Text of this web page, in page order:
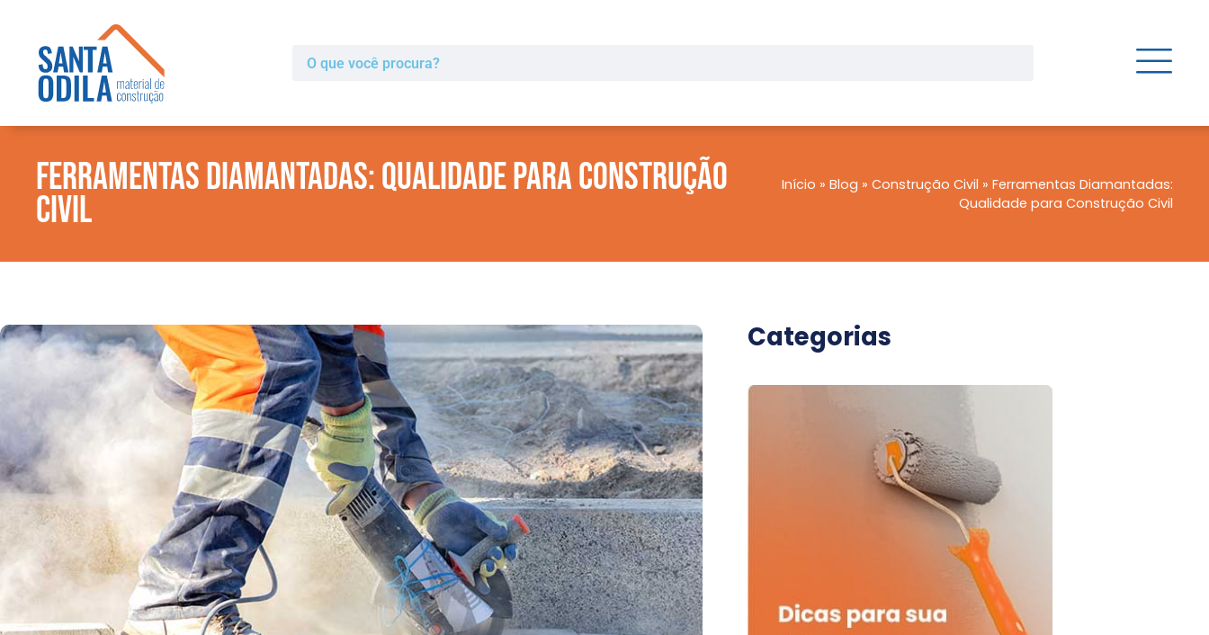
Ferramentas Diamantadas: Qualidade para Construção
Civil
Início » Blog » Construção Civil » Ferramentas Diamantadas:
Qualidade para Construção Civil
Categorias